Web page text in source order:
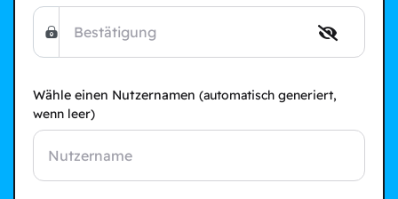
Wähle einen Nutzernamen (automatisch generiert,
wenn leer)